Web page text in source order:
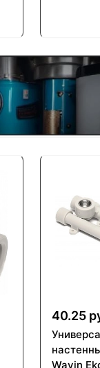
40.25
Wavin